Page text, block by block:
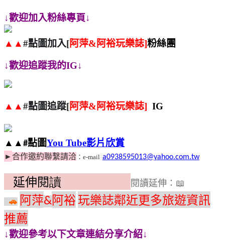
↓歡迎加入粉絲專頁↓
▲▲#點圖加入[阿萍&阿裕玩樂誌]粉絲團
↓歡迎追蹤我的IG↓
▲▲#點圖追蹤[阿萍&阿裕玩樂誌] IG
▲▲ #點圖You Tube影片欣賞
►合作邀約聯繫請洽 ： e-mail a0938595013@yahoo.com.tw
延伸閱讀 閱讀延伸： 📖
🚗 阿萍&阿裕玩樂誌鄰近更多旅遊資訊
推薦
↓歡迎參考以下文章連結分享介紹↓